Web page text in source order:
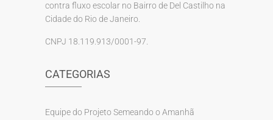
contra fluxo escolar no Bairro de Del Castilho na
Cidade do Rio de Janeiro.
CNPJ 18.119.913/0001-97.
CATEGORIAS
Equipe do Projeto Semeando o Amanhã